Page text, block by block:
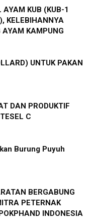
AYAM KUB (KUB-1
KELEBIHANNYA
AYAM KAMPUNG
UNTUK PAKAN
DAN PRODUKTIF
C
Burung Puyuh
BERGABUNG
PETERNAK
INDONESIA